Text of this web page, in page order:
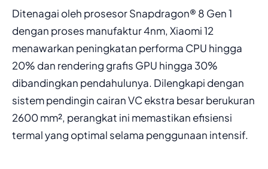
Ditenagai oleh prosesor Snapdragon® 8 Gen 1
dengan proses manufaktur 4nm, Xiaomi 12
menawarkan peningkatan performa CPU hingga
20% dan rendering grafis GPU hingga 30%
dibandingkan pendahulunya. Dilengkapi dengan
sistem pendingin cairan VC ekstra besar berukuran
2600 mm², perangkat ini memastikan efisiensi
termal yang optimal selama penggunaan intensif.